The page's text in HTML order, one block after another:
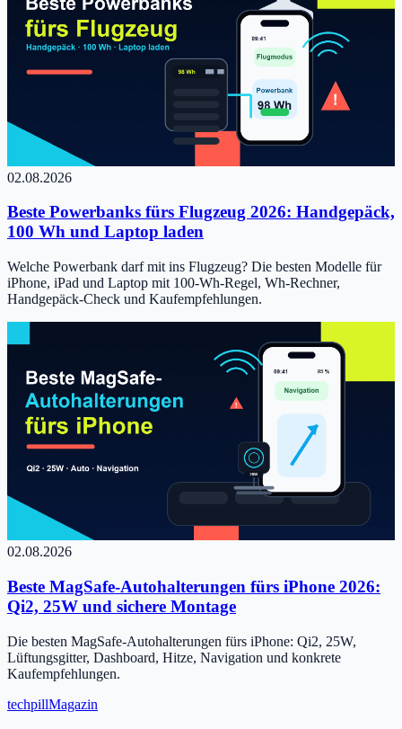
02.08.2026
Beste Powerbanks fürs Flugzeug 2026: Handgepäck,
100 Wh und Laptop laden
Welche Powerbank darf mit ins Flugzeug? Die besten Modelle für
iPhone, iPad und Laptop mit 100-Wh-Regel, Wh-Rechner,
Handgepäck-Check und Kaufempfehlungen.
02.08.2026
Beste MagSafe-Autohalterungen fürs iPhone 2026:
Qi2, 25W und sichere Montage
Die besten MagSafe-Autohalterungen fürs iPhone: Qi2, 25W,
Lüftungsgitter, Dashboard, Hitze, Navigation und konkrete
Kaufempfehlungen.
techpillMagazin